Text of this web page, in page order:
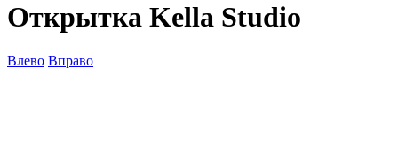
Открытка Kella Studio
Влево Вправо